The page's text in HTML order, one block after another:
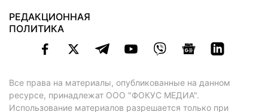
РЕДАКЦИОННАЯ
ПОЛИТИКА
Все права на материалы, опубликованные на данном
ресурсе, принадлежат ООО "ФОКУС МЕДИА".
Использование материалов разрешается только при